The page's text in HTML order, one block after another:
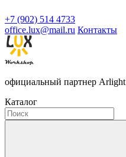
+7 (902) 514 4733
office.lux@mail.ru Контакты
официальный партнер Arlight
Каталог